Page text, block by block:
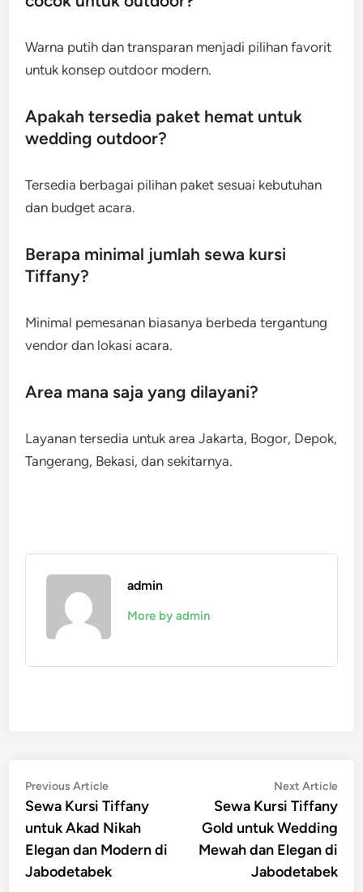
Warna putih dan transparan menjadi pilihan favorit
untuk konsep outdoor modern.
Apakah tersedia paket hemat untuk
wedding outdoor?
Tersedia berbagai pilihan paket sesuai kebutuhan
dan budget acara.
Berapa minimal jumlah sewa kursi
Tiffany?
Minimal pemesanan biasanya berbeda tergantung
vendor dan lokasi acara.
Area mana saja yang dilayani?
Layanan tersedia untuk area Jakarta, Bogor, Depok,
Tangerang, Bekasi, dan sekitarnya.
admin
More by admin
Post
navigation
Previous ArticlePrevious
article:
Sewa Kursi Tiffany
untuk Akad Nikah
Elegan dan Modern di
Jabodetabek
Next Article
Sewa Kursi Tiffany
Gold untuk Wedding
Mewah dan Elegan di
Jabodetabek